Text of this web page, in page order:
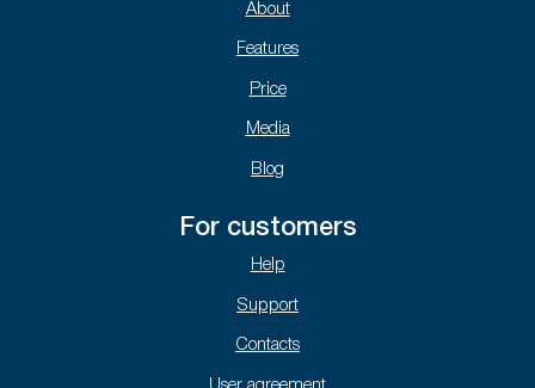
About
Features
Price
Media
Blog
For customers
Help
Support
Contacts